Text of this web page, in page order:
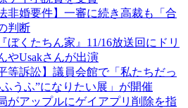
非婚要件】一審に続き高裁も「合
判断
ぼくたちん家』11/16放送回にドリ
やUsakさんが出演
等訴訟】議員会館で「私たちだっ
うふ”になりたい展」が開催
がアップルにゲイアプリ削除を指